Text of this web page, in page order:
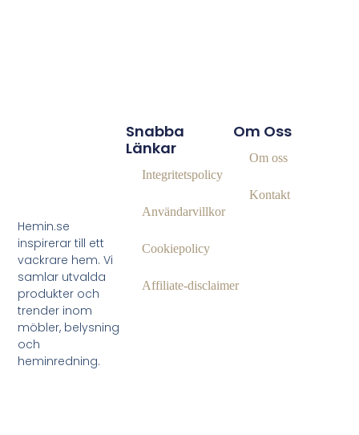
Hemin.se
inspirerar till ett
vackrare hem. Vi
samlar utvalda
produkter och
trender inom
möbler, belysning
och
heminredning.
Om Oss
Om oss
Kontakt
Snabba
Länkar
Integritetspolicy
Användarvillkor
Cookiepolicy
Affiliate‑disclaimer